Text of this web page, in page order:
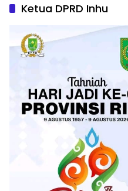
Ketua DPRD Inhu